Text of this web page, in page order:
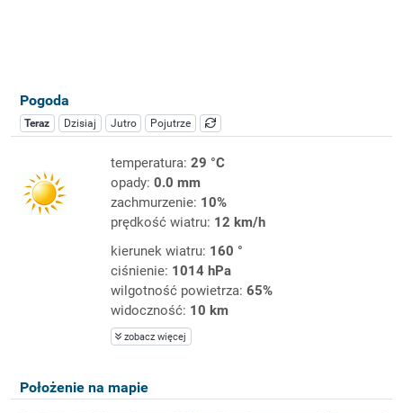
Pogoda
Teraz Dzisiaj Jutro Pojutrze
temperatura: 29 °C
opady: 0.0 mm
zachmurzenie: 10%
prędkość wiatru: 12 km/h
kierunek wiatru: 160 °
ciśnienie: 1014 hPa
wilgotność powietrza: 65%
widoczność: 10 km
zobacz więcej
Położenie na mapie